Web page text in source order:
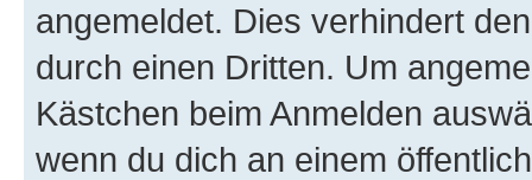
angemeldet. Dies verhindert
durch einen Dritten. Um
Kästchen beim Anmelden
wenn du dich an einem